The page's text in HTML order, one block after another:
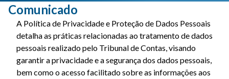
Comunicado
A Política de Privacidade e Proteção de Dados Pessoais
detalha as práticas relacionadas ao tratamento de dados
pessoais realizado pelo Tribunal de Contas, visando
garantir a privacidade e a segurança dos dados pessoais,
bem como o acesso facilitado sobre as informações aos